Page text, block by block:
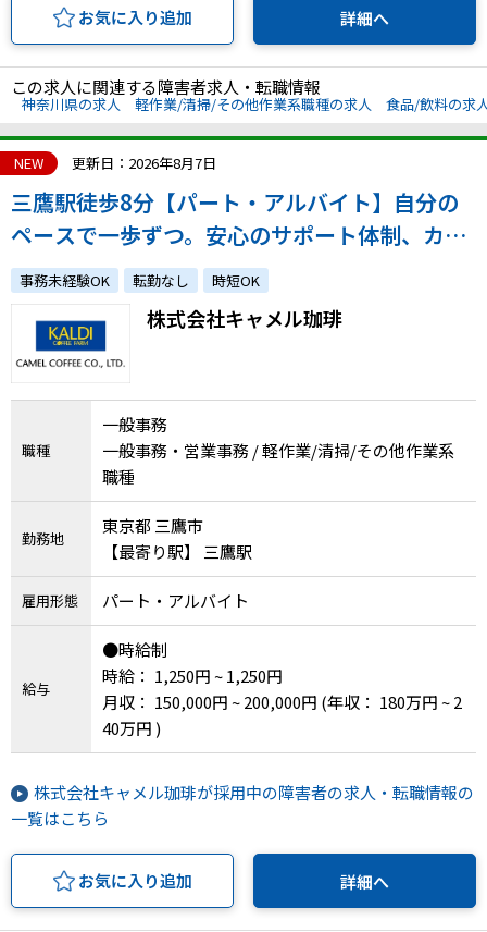
お気に入り追加 詳細へ
この求人に関連する障害者求人・転職情報
神奈川県の求人 軽作業/清掃/その他作業系職種の求人 食品/飲料の求
NEW 更新日：2026年8月7日
三鷹駅徒歩8分【パート・アルバイト】自分の
ペースで一歩ずつ。安心のサポート体制、カル
ディの一般事務スタッフ（週20h～／週4日～
相談可）
事務未経験OK 転勤なし 時短OK
株式会社キャメル珈琲
職種
一般事務
一般事務・営業事務 / 軽作業/清掃/その他作業系
職種
勤務地
東京都 三鷹市
【最寄り駅】 三鷹駅
雇用形態 パート・アルバイト
給与
●時給制
時給： 1,250円 ~ 1,250円
月収： 150,000円 ~ 200,000円 (年収： 180万円 ~ 2
40万円 )
株式会社キャメル珈琲が採用中の障害者の求人・転職情報の
一覧はこちら
お気に入り追加 詳細へ